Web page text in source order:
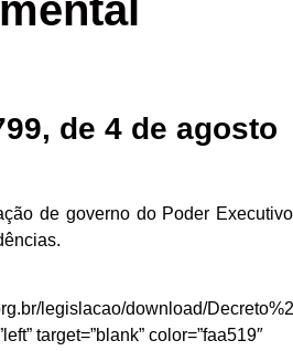
de 4 de agosto
de governo do Poder Executivo
legislacao/download/
target=”blank” color=”faa519″